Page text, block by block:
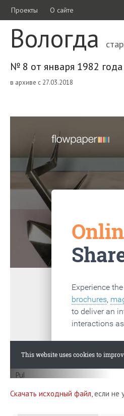
Проекты О сайте
Вологда
№ 8 от января 1982
в архиве с 27.03.2018
Скачать исходный файл, если не